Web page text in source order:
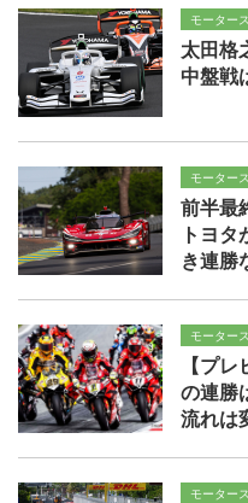
モーター
太田格
中盤戦
モーター
前半最
トヨ
き連勝
モーター
【プ
の連勝
流れは
モーター